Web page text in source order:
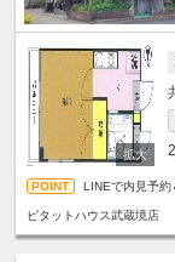
LINEで内見予
ピタットハウス武蔵境店